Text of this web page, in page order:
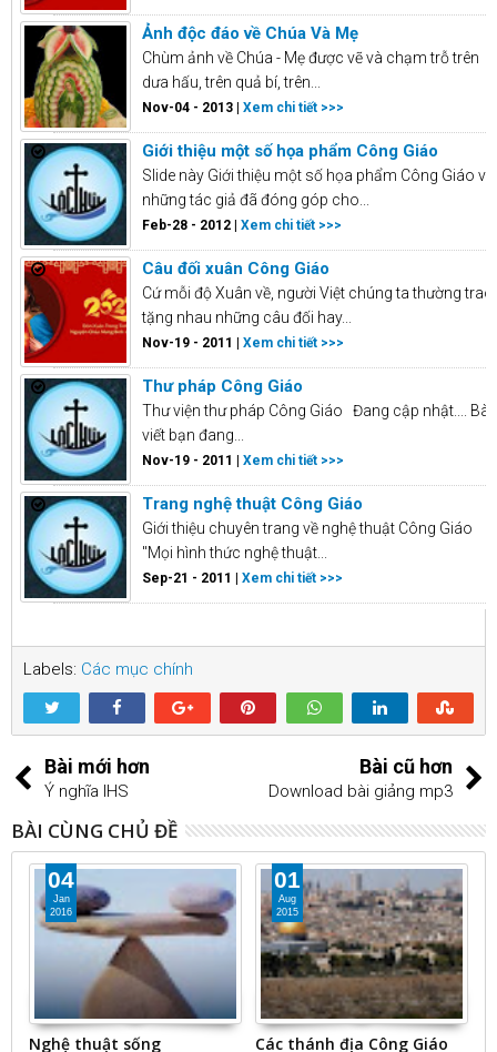
Ảnh độc đáo về Chúa Và Mẹ
Chùm ảnh về Chúa - Mẹ được vẽ và chạm trỗ trên
dưa hấu, trên quả bí, trên...
Nov-04 - 2013 | Xem chi tiết >>>
Giới thiệu một số họa phẩm Công Giáo
Slide này Giới thiệu một số họa phẩm Công Giáo và
những tác giả đã đóng góp cho...
Feb-28 - 2012 | Xem chi tiết >>>
Câu đối xuân Công Giáo
Cứ mỗi độ Xuân về, người Việt chúng ta thường trao
tặng nhau những câu đối hay...
Nov-19 - 2011 | Xem chi tiết >>>
Thư pháp Công Giáo
Thư viện thư pháp Công Giáo Đang cập nhật.... Bài
viết bạn đang...
Nov-19 - 2011 | Xem chi tiết >>>
Trang nghệ thuật Công Giáo
Giới thiệu chuyên trang về nghệ thuật Công Giáo
"Mọi hình thức nghệ thuật...
Sep-21 - 2011 | Xem chi tiết >>>
Labels: Các mục chính
Bài mới hơn
Ý nghĩa IHS
Bài cũ hơn
Download bài giảng mp3
BÀI CÙNG CHỦ ĐỀ
04
Jan
2016
Nghệ thuật sống
01
Aug
2015
Các thánh địa Công Giáo